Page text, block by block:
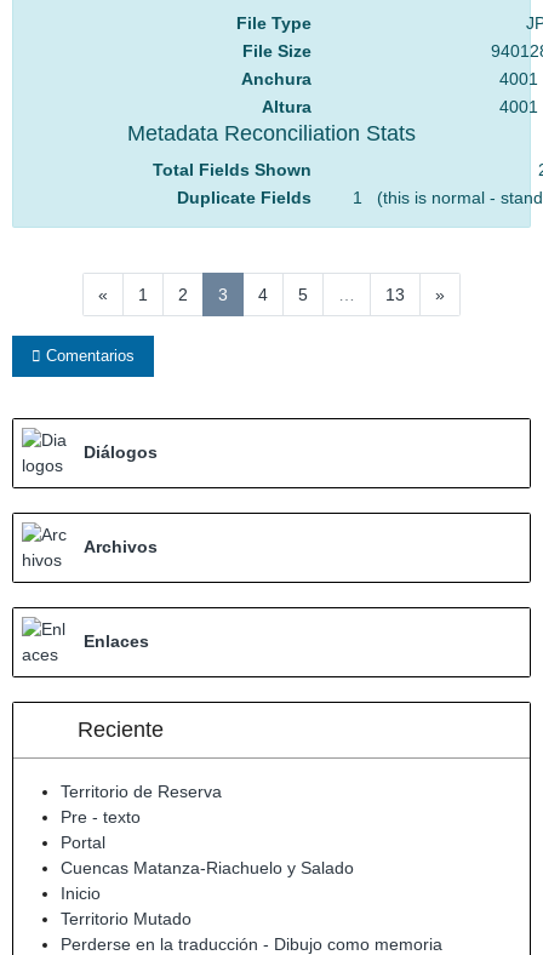
File Type
File Size
Anchura
Altura
Metadata Reconciliation Stats
Total Fields Shown
Duplicate Fields
1 (this is normal -
« 1 2 3 (actual)
4 5 13 »
Comentarios
Diálogos
Archivos
Enlaces
Reciente
Territorio de Reserva
Pre - texto
Portal
Cuencas Matanza-Riachuelo y Salado
Inicio
Territorio Mutado
Perderse en la traducción - Dibujo como memoria